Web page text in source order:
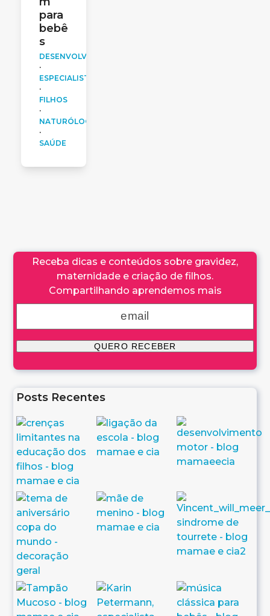
para
bebê
s
DESENVOLVIMENTO
·
ESPECIALISTAS
·
FILHOS
·
NATURÓLOGA
·
SAÚDE
Receba dicas e conteúdos sobre gravidez,
maternidade e criação de filhos.
Compartilhando aprendemos mais
Posts Recentes